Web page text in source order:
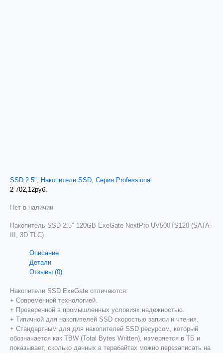
SSD 2.5" Накопители SSD ,Серия Professional
2 702,12руб.
Нет в наличии
Накопитель SSD 2.5″ 120GB ExeGate NextPro UV500TS120 (SATA-
III, 3D TLC)
Описание
Детали
Отзывы (0)
Накопители SSD ExeGate отличаются:
+ Современной технологией.
+ Проверенной в промышленных условиях надежностью.
+ Типичной для накопителей SSD cкоростью записи и чтения.
+ Стандартным для для накопителей SSD ресурсом, который
обозначается как TBW (Total Bytes Written), измеряется в ТБ и
показывает, сколько данных в терабайтах можно перезаписать на